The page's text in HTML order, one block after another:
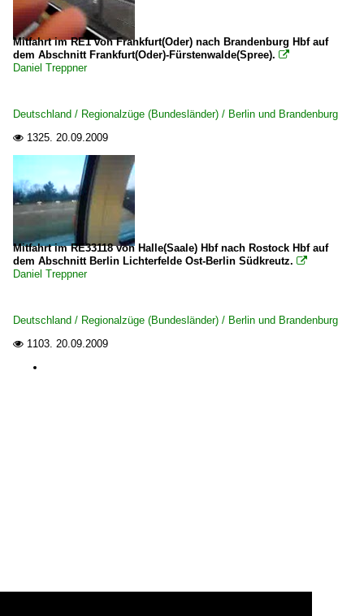
Mitfahrt im RE1 von Frankfurt(Oder) nach Brandenburg Hbf auf
dem Abschnitt Frankfurt(Oder)-Fürstenwalde(Spree). 
Daniel Treppner
Deutschland / Regionalzüge (Bundesländer) / Berlin und Brandenburg
 1325. 20.09.2009
Mitfahrt im RE33118 von Halle(Saale) Hbf nach Rostock Hbf auf
dem Abschnitt Berlin Lichterfelde Ost-Berlin Südkreutz. 
Daniel Treppner
Deutschland / Regionalzüge (Bundesländer) / Berlin und Brandenburg
 1103. 20.09.2009